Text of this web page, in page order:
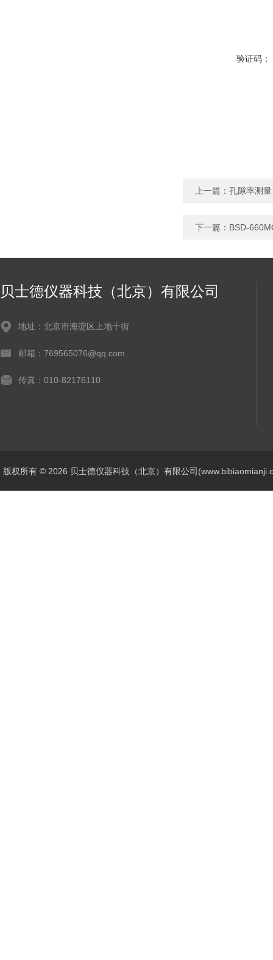
验证码：
上一篇： 孔隙率测量
下一篇： BSD-
贝士德仪器科技（北京）有限公司
地址：北京市海淀区上地十街
邮箱：769565076@qq.com
传真：010-82176110
版权所有 © 2026 贝士德仪器科技（北京）有限公司